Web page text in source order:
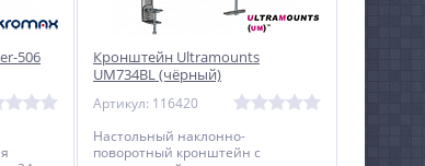
506
Кронштейн Ultramounts
UM734BL (чёрный)
Артикул: 116420
Настольный наклонно-
поворотный кронштейн с